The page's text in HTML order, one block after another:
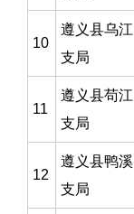
10
遵义县乌江
支局
11
遵义县苟江
支局
12
遵义县鸭溪
支局